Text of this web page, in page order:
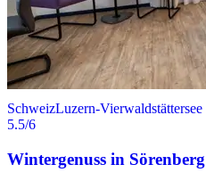
SchweizLuzern-Vierwaldstättersee
5.5/6
Wintergenuss in Sörenberg